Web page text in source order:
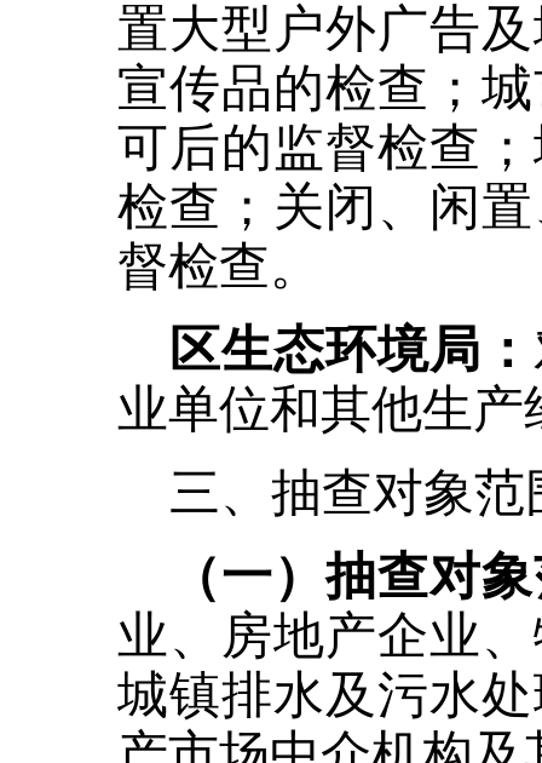
置大型户外广告
宣传品的检查；
可后的监督检查
检查；关闭、闲
督检查。
区生态环境局：
业单位和其他生
三、抽查对象范
（一）抽查对
业、房地产企业
城镇排水及污水